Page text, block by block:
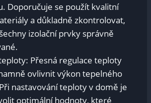
Doporučuje se použít kvalitní
a důkladně zkontrolovat,
izolační prvky správně
Přesná regulace teploty
ovlivnit výkon tepelného
nastavování teploty v domě je
optimální hodnoty, které